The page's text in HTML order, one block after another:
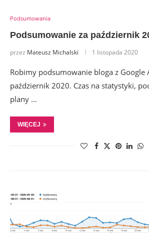
Podsumowania
Podsumowanie za październik
przez Mateusz Michalski 1 listopada 2020
Robimy podsumowanie bloga z Google
październik 2020. Czas na statystyki,
plany …
WIĘCEJ